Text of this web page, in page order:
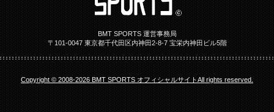
BMT SPORTS 運営事務局
〒101-0047 東京都千代田区内神田2-8-7 宝栄内神田ビル5階
Copyright © 2008-2026 BMT SPORTS オフィシャルサイトAll rights reserved.